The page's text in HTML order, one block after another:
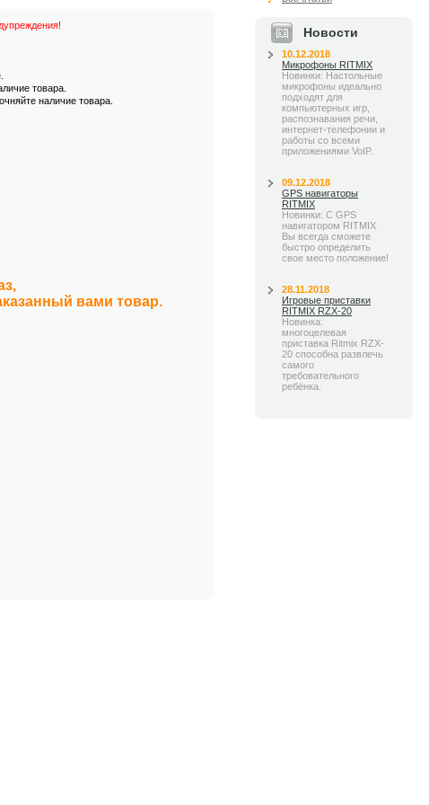
товара.
наличие товара.
вами товар.
Новости
10.12.2018
Микрофоны RITMIX
Новинки: Настольные
микрофоны идеально
подходят для
компьютерных игр,
распознавания речи,
интернет-телефонии и
работы со всеми
приложениями VoIP.
09.12.2018
GPS навигаторы
RITMIX
Новинки: С GPS
навигатором RITMIX
Вы всегда сможете
быстро определить
свое место положение!
28.11.2018
Игровые приставки
RITMIX RZX-20
Новинка:
многоцелевая
приставка Ritmix RZX-
20 способна развлечь
самого
требовательного
ребёнка.